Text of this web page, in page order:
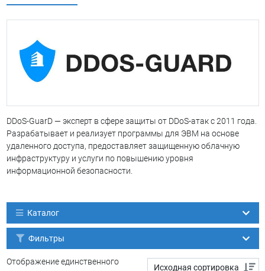
DDoS-GuarD — эксперт в сфере защиты от DDoS-атак с 2011 года.
Разрабатывает и реализует программы для ЭВМ на основе
удаленного доступа, предоставляет защищенную облачную
инфраструктуру и услуги по повышению уровня
информационной безопасности.
Каталог
Фильтры
Отображение единственного